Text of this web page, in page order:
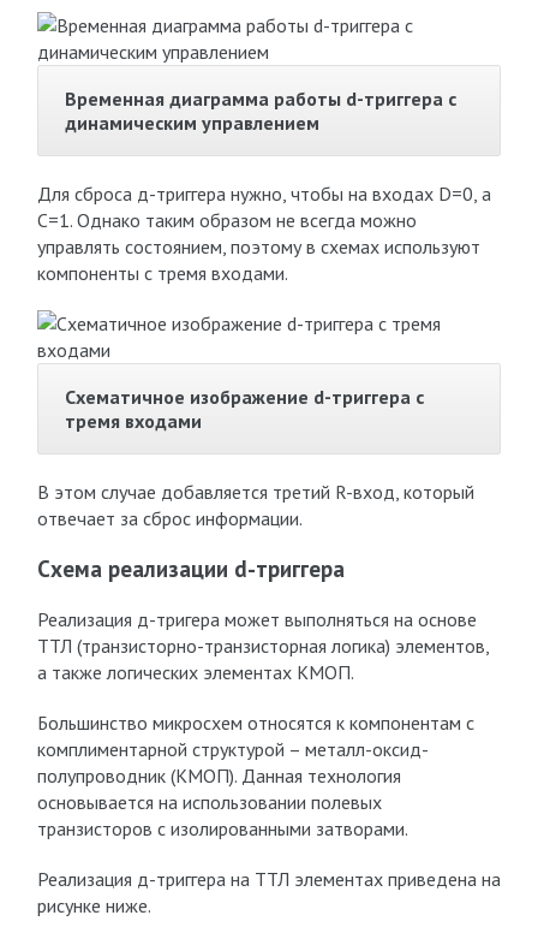
Временная диаграмма работы d-триггера с
динамическим управлением
Для сброса д-триггера нужно, чтобы на входах D=0, а
С=1. Однако таким образом не всегда можно
управлять состоянием, поэтому в схемах используют
компоненты с тремя входами.
Схематичное изображение d-триггера с
тремя входами
В этом случае добавляется третий R-вход, который
отвечает за сброс информации.
Схема реализации d-триггера
Реализация д-тригера может выполняться на основе
ТТЛ (транзисторно-транзисторная логика) элементов,
а также логических элементах КМОП.
Большинство микросхем относятся к компонентам с
комплиментарной структурой – металл-оксид-
полупроводник (КМОП). Данная технология
основывается на использовании полевых
транзисторов с изолированными затворами.
Реализация д-триггера на ТТЛ элементах приведена на
рисунке ниже.